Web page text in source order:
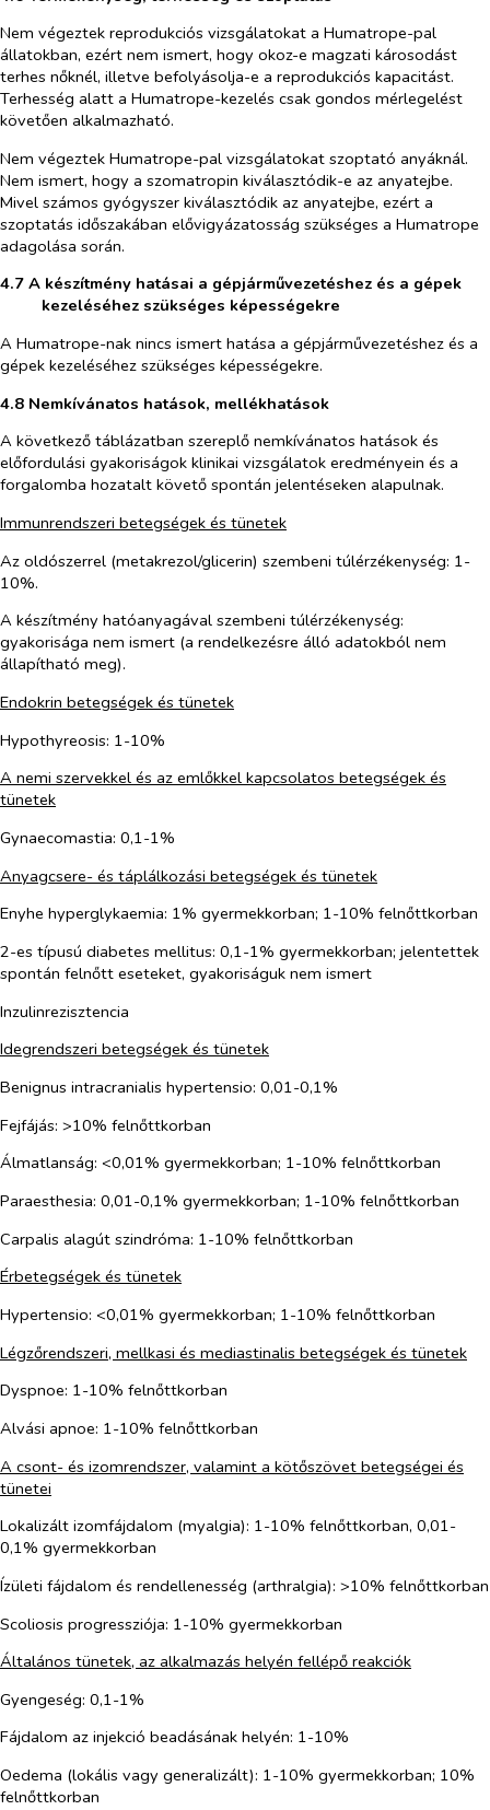
Nem végeztek reprodukciós vizsgálatokat a Humatrope-pal
állatokban, ezért nem ismert, hogy okoz-e magzati károsodást
terhes nőknél, illetve befolyásolja-e a reprodukciós kapacitást.
Terhesség alatt a Humatrope-kezelés csak gondos mérlegelést
követően alkalmazható.
Nem végeztek Humatrope-pal vizsgálatokat szoptató anyáknál.
Nem ismert, hogy a szomatropin kiválasztódik-e az anyatejbe.
Mivel számos gyógyszer kiválasztódik az anyatejbe, ezért a
szoptatás időszakában elővigyázatosság szükséges a Humatrope
adagolása során.
4.7 A készítmény hatásai a gépjárművezetéshez és a gépek
kezeléséhez szükséges képességekre
A Humatrope-nak nincs ismert hatása a gépjárművezetéshez és a
gépek kezeléséhez szükséges képességekre.
4.8 Nemkívánatos hatások, mellékhatások
A következő táblázatban szereplő nemkívánatos hatások és
előfordulási gyakoriságok klinikai vizsgálatok eredményein és a
forgalomba hozatalt követő spontán jelentéseken alapulnak.
Immunrendszeri betegségek és tünetek
Az oldószerrel (metakrezol/glicerin) szembeni túlérzékenység: 1-
10%.
A készítmény hatóanyagával szembeni túlérzékenység:
gyakorisága nem ismert (a rendelkezésre álló adatokból nem
állapítható meg).
Endokrin betegségek és tünetek
Hypothyreosis: 1-10%
A nemi szervekkel és az emlőkkel kapcsolatos betegségek és
tünetek
Gynaecomastia: 0,1-1%
Anyagcsere- és táplálkozási betegségek és tünetek
Enyhe hyperglykaemia: 1% gyermekkorban; 1-10% felnőttkorban
2-es típusú diabetes mellitus: 0,1-1% gyermekkorban; jelentettek
spontán felnőtt eseteket, gyakoriságuk nem ismert
Inzulinrezisztencia
Idegrendszeri betegségek és tünetek
Benignus intracranialis hypertensio: 0,01-0,1%
Fejfájás: >10% felnőttkorban
Álmatlanság: <0,01% gyermekkorban; 1-10% felnőttkorban
Paraesthesia: 0,01-0,1% gyermekkorban; 1-10% felnőttkorban
Carpalis alagút szindróma: 1-10% felnőttkorban
Érbetegségek és tünetek
Hypertensio: <0,01% gyermekkorban; 1-10% felnőttkorban
Légzőrendszeri, mellkasi és mediastinalis betegségek és tünetek
Dyspnoe: 1-10% felnőttkorban
Alvási apnoe: 1-10% felnőttkorban
A csont- és izomrendszer, valamint a kötőszövet betegségei és
tünetei
Lokalizált izomfájdalom (myalgia): 1-10% felnőttkorban, 0,01-
0,1% gyermekkorban
Ízületi fájdalom és rendellenesség (arthralgia): >10% felnőttkorban
Scoliosis progressziója: 1-10% gyermekkorban
Általános tünetek, az alkalmazás helyén fellépő reakciók
Gyengeség: 0,1-1%
Fájdalom az injekció beadásának helyén: 1-10%
Oedema (lokális vagy generalizált): 1-10% gyermekkorban; 10%
felnőttkorban